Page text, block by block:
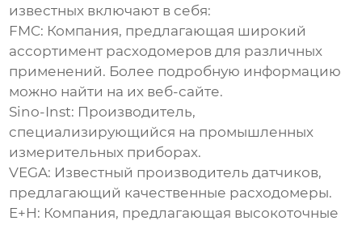
известных включают в себя:
FMC: Компания, предлагающая широкий
ассортимент расходомеров для различных
применений. Более подробную информацию
можно найти на их веб-сайте.
Sino-Inst: Производитель,
специализирующийся на промышленных
измерительных приборах.
VEGA: Известный производитель датчиков,
предлагающий качественные расходомеры.
E+H: Компания, предлагающая высокоточные